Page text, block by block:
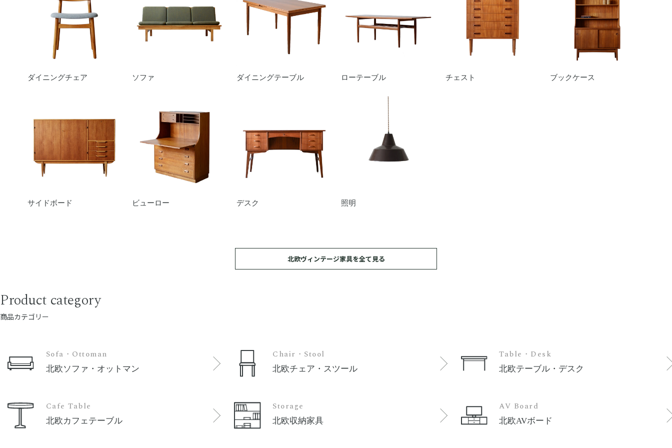
ダイニングチェア ソファ ダイニングテーブル ローテーブル チェスト ブックケース
サイドボード ビューロー デスク 照明
北欧ヴィンテージ家具を全て見る
Product category
商品カテゴリー
Sofa・Ottoman
北欧ソファ・オットマン
Chair・Stool
北欧チェア・スツール
Table・Desk
北欧テーブル・デスク
Cafe Table
北欧カフェテーブル
Storage
北欧収納家具
AV Board
北欧AVボード